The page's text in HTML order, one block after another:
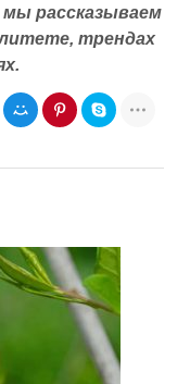
рассказываем
трендах